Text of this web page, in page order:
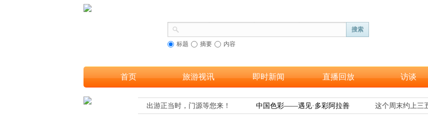
搜索
标题 摘要 内容
首页 旅游视讯 即时新闻 直播回放 访谈
让更多游客欣赏到海南黎族织锦之美 出游正当时，门源等您来！ 中国色彩——遇见·多彩阿拉善 这个周末约上三